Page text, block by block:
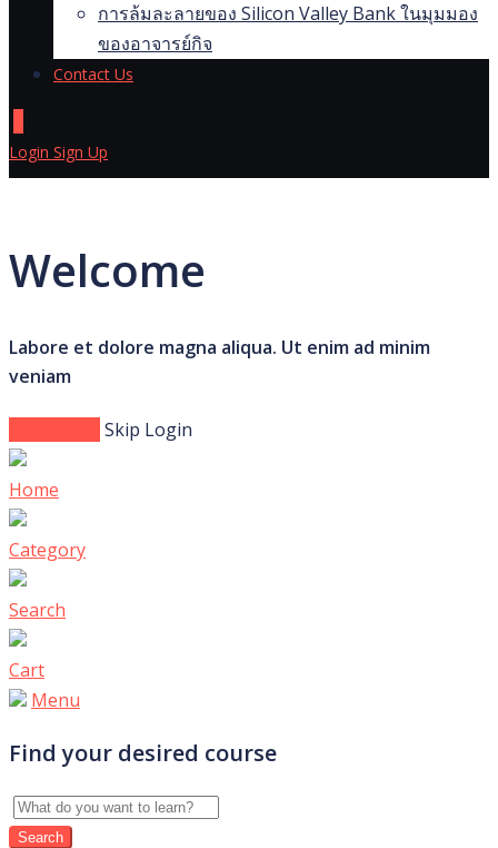
การล้มละลายของ Silicon Valley Bank ในมุมมอง
ของอาจารย์กิจ
Contact Us
Login Sign Up
Welcome
Labore et dolore magna aliqua. Ut enim ad minim
veniam
Skip Login
Home
Category
Search
Cart
Menu
Find your desired course